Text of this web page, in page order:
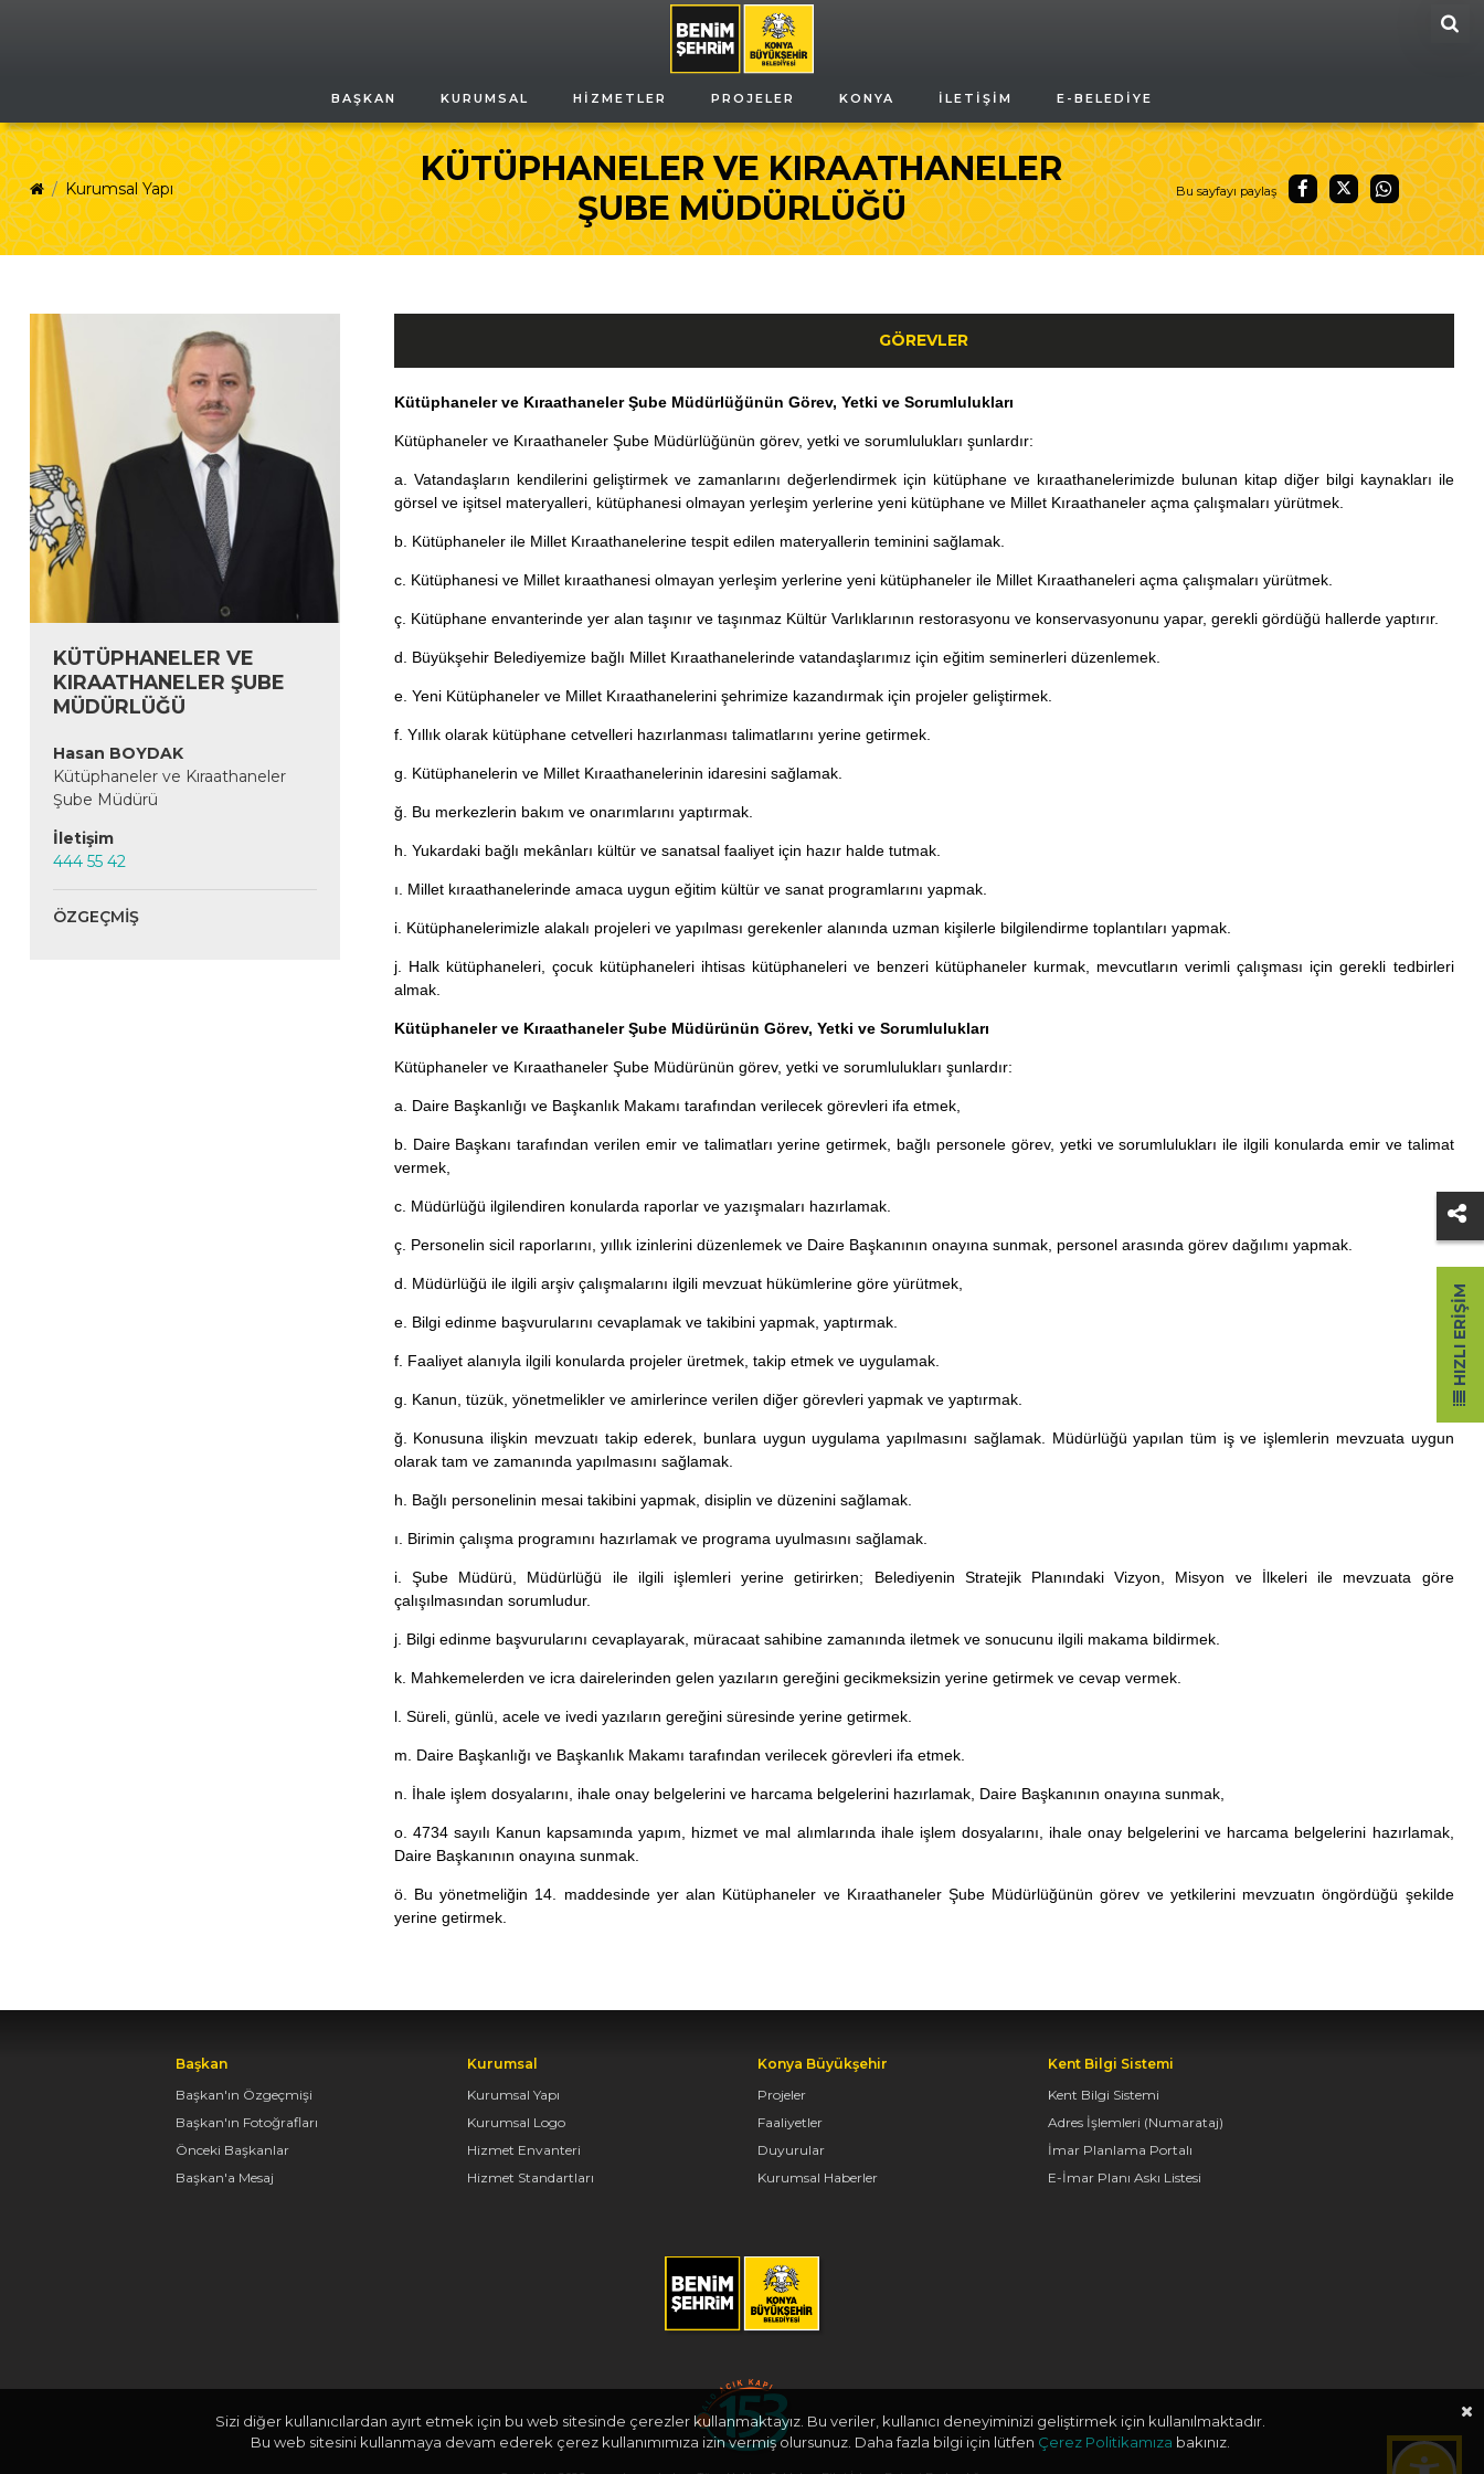
BAŞKAN KURUMSAL HIZMETLER PROJELER KONYA İLETIŞIM E-BELEDIYE
KÜTÜPHANELER VE KIRAATHANELER
ŞUBE MÜDÜRLÜĞÜ
Kurumsal Yapı Bu sayfayı paylaş
KÜTÜPHANELER VE
KIRAATHANELER ŞUBE
MÜDÜRLÜĞÜ
Hasan BOYDAK
Kütüphaneler ve Kıraathaneler
Şube Müdürü
İletişim
444 55 42
ÖZGEÇMIŞ
GÖREVLER
Kütüphaneler ve Kıraathaneler Şube Müdürlüğünün Görev, Yetki ve Sorumlulukları
Kütüphaneler ve Kıraathaneler Şube Müdürlüğünün görev, yetki ve sorumlulukları şunlardır:
a. Vatandaşların kendilerini geliştirmek ve zamanlarını değerlendirmek için kütüphane ve kıraathanelerimizde bulunan kitap diğer bilgi kaynakları ile
görsel ve işitsel materyalleri, kütüphanesi olmayan yerleşim yerlerine yeni kütüphane ve Millet Kıraathaneler açma çalışmaları yürütmek.
b. Kütüphaneler ile Millet Kıraathanelerine tespit edilen materyallerin teminini sağlamak.
c. Kütüphanesi ve Millet kıraathanesi olmayan yerleşim yerlerine yeni kütüphaneler ile Millet Kıraathaneleri açma çalışmaları yürütmek.
ç. Kütüphane envanterinde yer alan taşınır ve taşınmaz Kültür Varlıklarının restorasyonu ve konservasyonunu yapar, gerekli gördüğü hallerde yaptırır.
d. Büyükşehir Belediyemize bağlı Millet Kıraathanelerinde vatandaşlarımız için eğitim seminerleri düzenlemek.
e. Yeni Kütüphaneler ve Millet Kıraathanelerini şehrimize kazandırmak için projeler geliştirmek.
f. Yıllık olarak kütüphane cetvelleri hazırlanması talimatlarını yerine getirmek.
g. Kütüphanelerin ve Millet Kıraathanelerinin idaresini sağlamak.
ğ. Bu merkezlerin bakım ve onarımlarını yaptırmak.
h. Yukardaki bağlı mekânları kültür ve sanatsal faaliyet için hazır halde tutmak.
ı. Millet kıraathanelerinde amaca uygun eğitim kültür ve sanat programlarını yapmak.
i. Kütüphanelerimizle alakalı projeleri ve yapılması gerekenler alanında uzman kişilerle bilgilendirme toplantıları yapmak.
j. Halk kütüphaneleri, çocuk kütüphaneleri ihtisas kütüphaneleri ve benzeri kütüphaneler kurmak, mevcutların verimli çalışması için gerekli tedbirleri
almak.
Kütüphaneler ve Kıraathaneler Şube Müdürünün Görev, Yetki ve Sorumlulukları
Kütüphaneler ve Kıraathaneler Şube Müdürünün görev, yetki ve sorumlulukları şunlardır:
a. Daire Başkanlığı ve Başkanlık Makamı tarafından verilecek görevleri ifa etmek,
b. Daire Başkanı tarafından verilen emir ve talimatları yerine getirmek, bağlı personele görev, yetki ve sorumlulukları ile ilgili konularda emir ve talimat
vermek,
c. Müdürlüğü ilgilendiren konularda raporlar ve yazışmaları hazırlamak.
ç. Personelin sicil raporlarını, yıllık izinlerini düzenlemek ve Daire Başkanının onayına sunmak, personel arasında görev dağılımı yapmak.
d. Müdürlüğü ile ilgili arşiv çalışmalarını ilgili mevzuat hükümlerine göre yürütmek,
e. Bilgi edinme başvurularını cevaplamak ve takibini yapmak, yaptırmak.
f. Faaliyet alanıyla ilgili konularda projeler üretmek, takip etmek ve uygulamak.
g. Kanun, tüzük, yönetmelikler ve amirlerince verilen diğer görevleri yapmak ve yaptırmak.
ğ. Konusuna ilişkin mevzuatı takip ederek, bunlara uygun uygulama yapılmasını sağlamak. Müdürlüğü yapılan tüm iş ve işlemlerin mevzuata uygun
olarak tam ve zamanında yapılmasını sağlamak.
h. Bağlı personelinin mesai takibini yapmak, disiplin ve düzenini sağlamak.
ı. Birimin çalışma programını hazırlamak ve programa uyulmasını sağlamak.
i. Şube Müdürü, Müdürlüğü ile ilgili işlemleri yerine getirirken; Belediyenin Stratejik Planındaki Vizyon, Misyon ve İlkeleri ile mevzuata göre
çalışılmasından sorumludur.
j. Bilgi edinme başvurularını cevaplayarak, müracaat sahibine zamanında iletmek ve sonucunu ilgili makama bildirmek.
k. Mahkemelerden ve icra dairelerinden gelen yazıların gereğini gecikmeksizin yerine getirmek ve cevap vermek.
l. Süreli, günlü, acele ve ivedi yazıların gereğini süresinde yerine getirmek.
m. Daire Başkanlığı ve Başkanlık Makamı tarafından verilecek görevleri ifa etmek.
n. İhale işlem dosyalarını, ihale onay belgelerini ve harcama belgelerini hazırlamak, Daire Başkanının onayına sunmak,
o. 4734 sayılı Kanun kapsamında yapım, hizmet ve mal alımlarında ihale işlem dosyalarını, ihale onay belgelerini ve harcama belgelerini hazırlamak,
Daire Başkanının onayına sunmak.
ö. Bu yönetmeliğin 14. maddesinde yer alan Kütüphaneler ve Kıraathaneler Şube Müdürlüğünün görev ve yetkilerini mevzuatın öngördüğü şekilde
yerine getirmek.
Başkan
Başkan'ın Özgeçmişi
Başkan'ın Fotoğrafları
Önceki Başkanlar
Başkan'a Mesaj
Kurumsal
Kurumsal Yapı
Kurumsal Logo
Hizmet Envanteri
Hizmet Standartları
Konya Büyükşehir
Projeler
Faaliyetler
Duyurular
Kurumsal Haberler
Kent Bilgi Sistemi
Kent Bilgi Sistemi
Adres İşlemleri (Numarataj)
İmar Planlama Portalı
E-İmar Planı Askı Listesi
HIZLI ERIŞIM
Sizi diğer kullanıcılardan ayırt etmek için bu web sitesinde çerezler kullanmaktayız. Bu veriler, kullanıcı deneyiminizi geliştirmek için kullanılmaktadır.
Bu web sitesini kullanmaya devam ederek çerez kullanımımıza izin vermiş olursunuz. Daha fazla bilgi için lütfen Çerez Politikamıza bakınız.